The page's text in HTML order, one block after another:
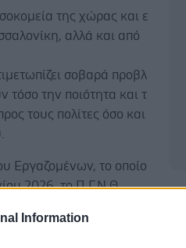
Information
της χώρας και ε
αλλά και από
σοβαρά προβλ
τόσο την ποιότητα και τ
τους πολίτες όσο και
Εργαζομένων, το οποίο
2026, το Π.Γ.Ν.Θ.
ειδικότητες. Όπως ειδικ